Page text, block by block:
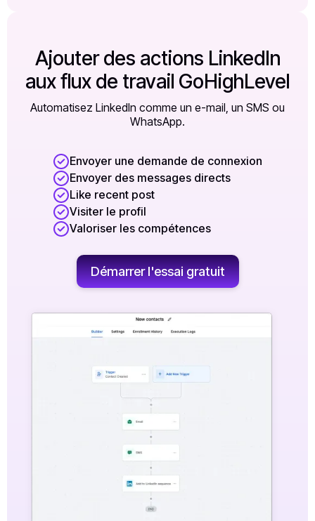
Ajouter des actions LinkedIn
aux flux de travail GoHighLevel
Automatisez LinkedIn comme un e-mail, un SMS ou
WhatsApp.
Envoyer une demande de connexion
Envoyer des messages directs
Like recent post
Visiter le profil
Valoriser les compétences
Démarrer l'essai gratuit